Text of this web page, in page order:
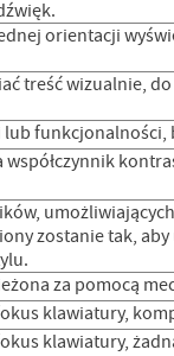
orientacji
treść wizualnie,
zostanie tak,
za pomocą
klawiatury,
klawiatury,